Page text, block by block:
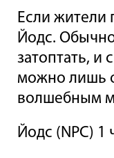
Если жители
Йодс.
затоптать, и
можно лишь
волшебным
Йодс (NPC) 1